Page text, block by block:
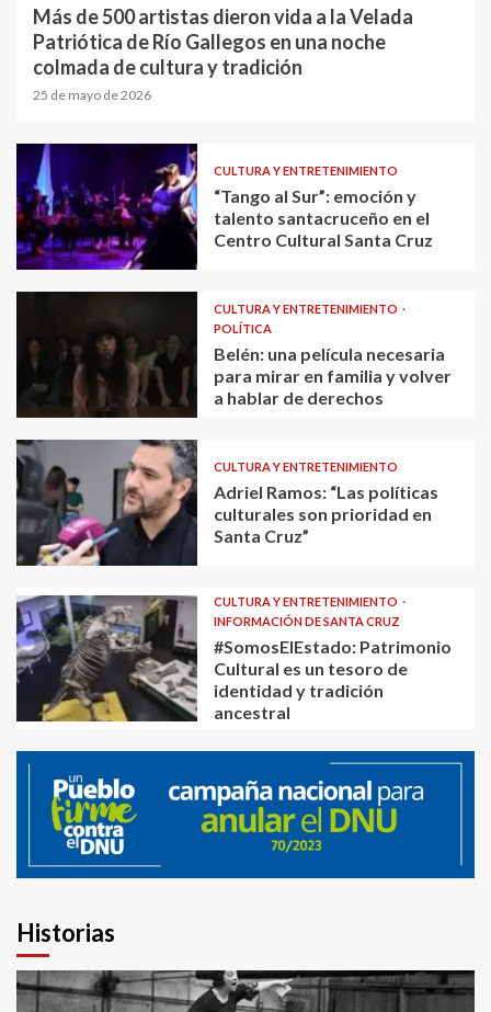
Más de 500 artistas dieron vida a la Velada
Patriótica de Río Gallegos en una noche
colmada de cultura y tradición
25 de mayo de 2026
CULTURA Y ENTRETENIMIENTO
“Tango al Sur”: emoción y
talento santacruceño en el
Centro Cultural Santa Cruz
CULTURA Y ENTRETENIMIENTO
POLÍTICA
Belén: una película necesaria
para mirar en familia y volver
a hablar de derechos
CULTURA Y ENTRETENIMIENTO
Adriel Ramos: “Las políticas
culturales son prioridad en
Santa Cruz”
CULTURA Y ENTRETENIMIENTO
INFORMACIÓN DE SANTA CRUZ
#SomosElEstado: Patrimonio
Cultural es un tesoro de
identidad y tradición
ancestral
Historias